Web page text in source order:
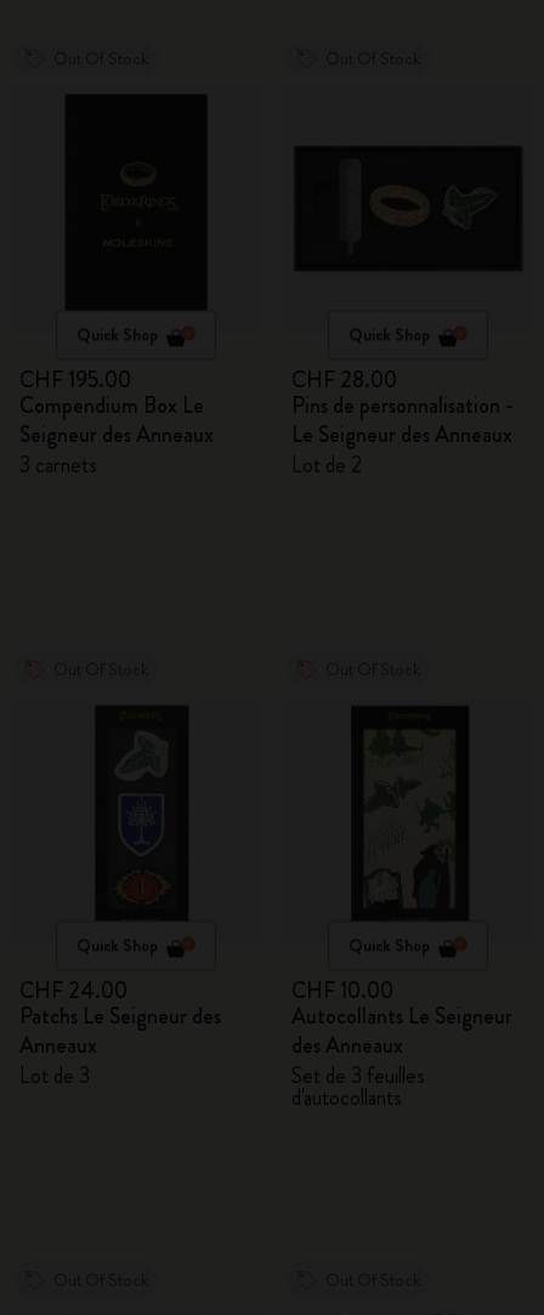
Quick Shop
CHF 195.00
Compendium Box Le
Seigneur des Anneaux
3 carnets
Quick Shop
CHF 28.00
Pins de personnalisation -
Le Seigneur des Anneaux
Lot de 2
Quick Shop
CHF 24.00
Patchs Le Seigneur des
Anneaux
Lot de 3
Quick Shop
CHF 10.00
Autocollants Le Seigneur
des Anneaux
Set de 3 feuilles
d'autocollants